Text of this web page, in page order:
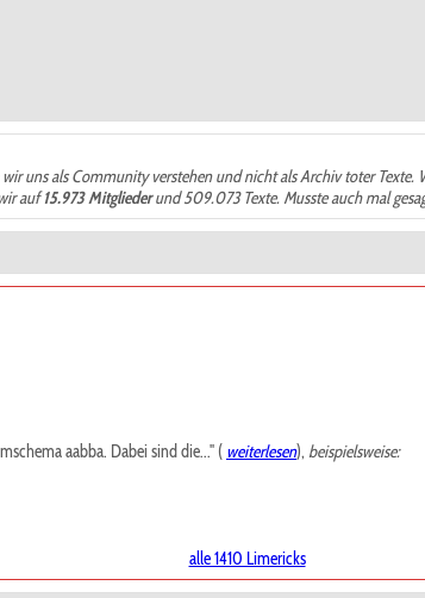
uns als Community verstehen und nicht als Archiv toter
auf15.973 Mitgliederund 509.073 Texte. Musste auch mal
aabba. Dabei sind die..." ( weiterlesen),beispielsweise:
alle 1410 Limericks